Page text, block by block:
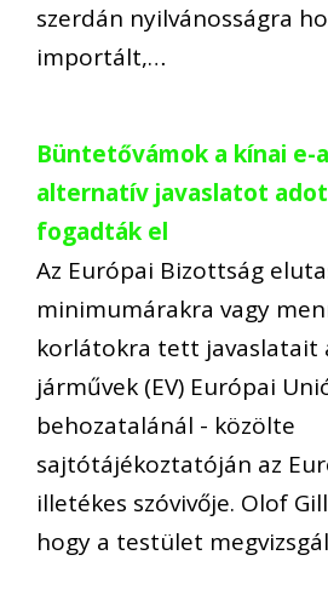
szerdán nyilvánosságra
importált,…
Büntetővámok a kínai e-
alternatív javaslatot
fogadták el
Az Európai Bizottság
minimumárakra vagy
korlátokra tett javaslatait
járművek (EV) Európai
behozatalánál - közölte
sajtótájékoztatóján az
illetékes szóvivője. Olof
hogy a testület